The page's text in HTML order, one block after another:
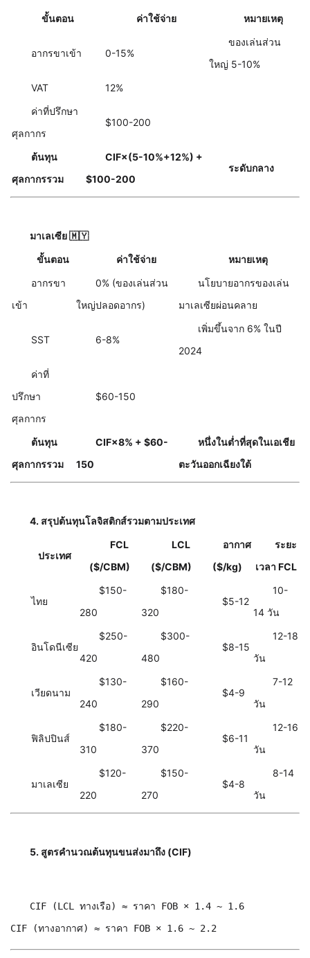
ขั้นตอน
ค่าใช้จ่าย หมายเหตุ
อากรขาเข้า 0-15%
ของเล่นส่วน
ใหญ่ 5-10%
VAT
12%
ค่าที่ปรึกษา
ศุลกากร
$100-200
ต้นทุน
ศุลกากรรวม
CIF×(5-10%+12%) +
$100-200
ระดับกลาง
มาเลเซีย 🇲🇾
ขั้นตอน
ค่าใช้จ่าย
หมายเหตุ
อากรขา
เข้า
0% (ของเล่นส่วน
ใหญ่ปลอดอากร)
นโยบายอากรของเล่น
มาเลเซียผ่อนคลาย
SST 6-8%
เพิ่มขึ้นจาก 6% ในปี
2024
ค่าที่
ปรึกษา
ศุลกากร
$60-150
ต้นทุน
ศุลกากรรวม
CIF×8% + $60-
150
หนึ่งในต่ำที่สุดในเอเชีย
ตะวันออกเฉียงใต้
4. สรุปต้นทุนโลจิสติกส์รวมตามประเทศ
ประเทศ
FCL
($/CBM)
LCL
($/CBM)
อากาศ
($/kg)
ระยะ
เวลา FCL
ไทย
$150-
280
$180-
320
$5-12
10-
14 วัน
อินโดนีเซีย
$250-
420
$300-
480
$8-15
12-18
วัน
เวียดนาม
$130-
240
$160-
290
$4-9
7-12
วัน
ฟิลิปปินส์
$180-
310
$220-
370
$6-11
12-16
วัน
มาเลเซีย
$120-
220
$150-
270
$4-8
8-14
วัน
5. สูตรคำนวณต้นทุนขนส่งมาถึง (CIF)
CIF (LCL ทางเรือ) ≈ ราคา FOB × 1.4 ~ 1.6